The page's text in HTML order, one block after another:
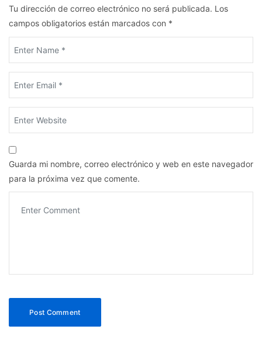
Tu dirección de correo electrónico no será publicada. Los
campos obligatorios están marcados con *
Guarda mi nombre, correo electrónico y web en este navegador
para la próxima vez que comente.